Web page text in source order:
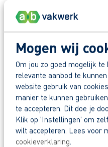
Mogen wij
Om jou zo goed mogelijk
relevante aanbod te
website gebruik van
manier te kunnen
te accepteren. Dit doe je
Klik op 'Instellingen' om
wilt accepteren. Lees voor
cookieverklaring.
Snel naar een
Beoordeeld door
Heb je eerst nog
Solliciteer direct
Voornaam*
Achternaam*